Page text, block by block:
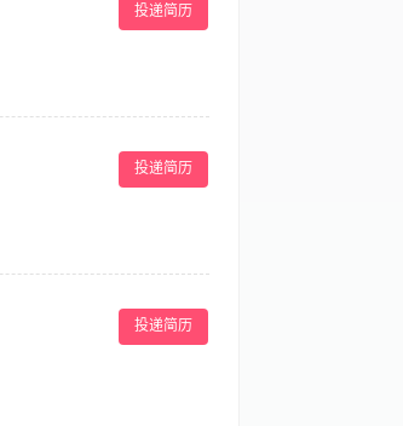
法， 2、持有美容师证书者、
人素质，较高的职业素养和道
投递简历
务意识; 3、具有亲和力和团队
、东盟一街日本园； 南宁市
投递简历
解客源拓展情况和市场竞争动
美容院各环节的正常营运。
，年龄25岁-38岁，五官端
投递简历